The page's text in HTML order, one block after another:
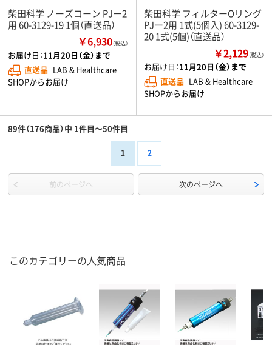
柴田科学 ノーズコーン PJー2
用 60-3129-19 1個（直送品）
￥6,930（税込）
お届け日：11月20日（金）まで
直送品 LAB & Healthcare
SHOPからお届け
柴田科学 フィルターOリング
PJー2用 1式(5個入) 60-3129-
20 1式(5個)（直送品）
￥2,129（税込）
お届け日：11月20日（金）まで
直送品 LAB & Healthcare
SHOPからお届け
89件（176商品）中 1件目～50件目
1 2
前のページへ 次のページへ
このカテゴリーの人気商品